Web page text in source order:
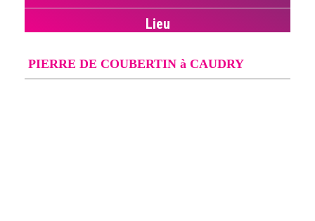
Lieu
PIERRE DE COUBERTIN à CAUDRY